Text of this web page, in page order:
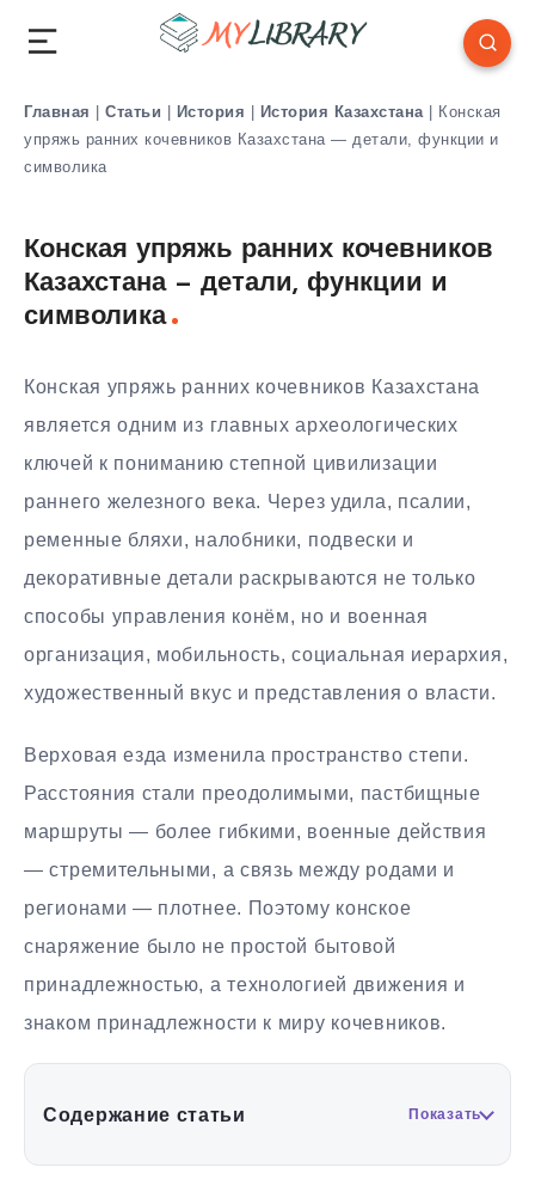
Главная | Статьи | История | История Казахстана | Конская
упряжь ранних кочевников Казахстана — детали, функции и
символика
Конская упряжь ранних кочевников
Казахстана — детали, функции и
символика
Конская упряжь ранних кочевников Казахстана
является одним из главных археологических
ключей к пониманию степной цивилизации
раннего железного века. Через удила, псалии,
ременные бляхи, налобники, подвески и
декоративные детали раскрываются не только
способы управления конём, но и военная
организация, мобильность, социальная иерархия,
художественный вкус и представления о власти.
Верховая езда изменила пространство степи.
Расстояния стали преодолимыми, пастбищные
маршруты — более гибкими, военные действия
— стремительными, а связь между родами и
регионами — плотнее. Поэтому конское
снаряжение было не простой бытовой
принадлежностью, а технологией движения и
знаком принадлежности к миру кочевников.
Содержание статьи Показать